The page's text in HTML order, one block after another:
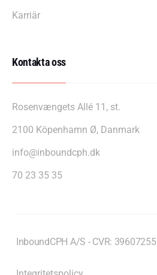
Karriär
Kontakta oss
Rosenvængets Allé 11, st.
2100 Köpenhamn Ø, Danmark
info@inboundcph.dk
70 23 35 35
InboundCPH A/S - CVR: 39607255